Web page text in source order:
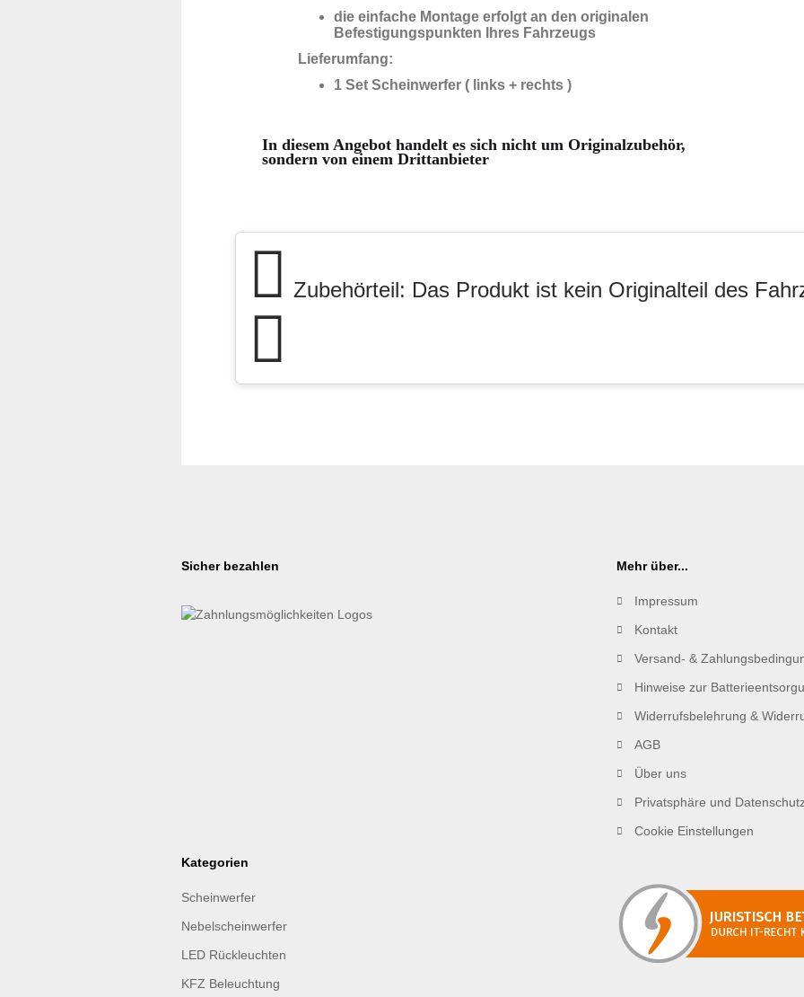
die einfache Montage erfolgt an den originalen
Befestigungspunkten Ihres Fahrzeugs
Lieferumfang:
1 Set Scheinwerfer ( links + rechts )
In diesem Angebot handelt es sich nicht um Originalzubehör,
sondern von einem Drittanbieter
Zubehörteil: Das Produkt ist kein Originalteil des
Sicher bezahlen Mehr über...
Impressum
Kontakt
Versand- &
Hinweise zur
Widerrufsbelehrung &
AGB
Über uns
Privatsphäre und Datenschutz
Cookie Einstellungen
Kategorien
Scheinwerfer
Nebelscheinwerfer
LED Rückleuchten
KFZ Beleuchtung